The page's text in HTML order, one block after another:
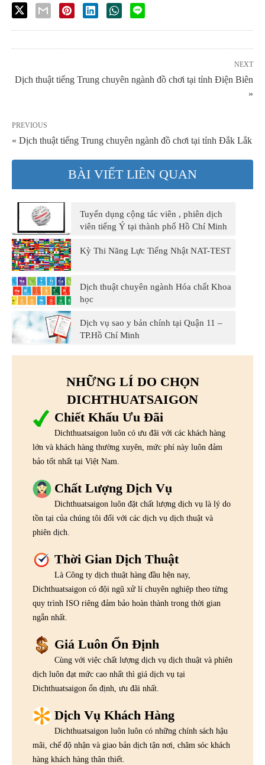
NEXT
Dịch thuật tiếng Trung chuyên ngành đồ chơi tại tỉnh Điện Biên
»
PREVIOUS
« Dịch thuật tiếng Trung chuyên ngành đồ chơi tại tỉnh Đắk Lắk
BÀI VIẾT LIÊN QUAN
Tuyển dụng cộng tác viên , phiên dịch
viên tiếng Ý tại thành phố Hồ Chí Minh
Kỳ Thi Năng Lực Tiếng Nhật NAT-TEST
Dịch thuật chuyên ngành Hóa chất Khoa
học
Dịch vụ sao y bản chính tại Quận 11 –
TP.Hồ Chí Minh
NHỮNG LÍ DO CHỌN
DICHTHUATSAIGON
Chiết Khấu Ưu Đãi
Dichthuatsaigon luôn có ưu đãi với các khách hàng
lớn và khách hàng thường xuyên, mức phí này luôn đảm
bảo tốt nhất tại Việt Nam.
Chất Lượng Dịch Vụ
Dichthuatsaigon luôn đặt chất lượng dịch vụ là lý do
tồn tại của chúng tôi đối với các dịch vụ dịch thuật và
phiên dịch.
Thời Gian Dịch Thuật
Là Công ty dịch thuật hàng đầu hện nay,
Dichthuatsaigon có đội ngũ xử lí chuyên nghiệp theo từng
quy trình ISO riêng đảm bảo hoàn thành trong thời gian
ngắn nhất.
Giá Luôn Ổn Định
Cùng với việc chất lượng dịch vụ dịch thuật và phiên
dịch luôn đạt mức cao nhất thì giá dịch vụ tại
Dichthuatsaigon ổn định, ưu đãi nhất.
Dịch Vụ Khách Hàng
Dichthuatsaigon luôn luôn có những chính sách hậu
mãi, chế độ nhận và giao bản dịch tận nơi, chăm sóc khách
hàng khách hàng thân thiết.